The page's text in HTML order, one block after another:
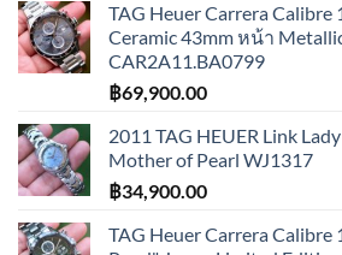
TAG Heuer Carrera Calibre
Ceramic 43mm หน้า
CAR2A11.BA0799
฿69,900.00
2011 TAG HEUER Link
Mother of Pearl WJ1317
฿34,900.00
TAG Heuer Carrera Calibre